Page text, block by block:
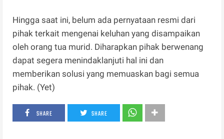
Hingga saat ini, belum ada pernyataan resmi dari
pihak terkait mengenai keluhan yang disampaikan
oleh orang tua murid. Diharapkan pihak berwenang
dapat segera menindaklanjuti hal ini dan
memberikan solusi yang memuaskan bagi semua
pihak. (Yet)
SHARE SHARE